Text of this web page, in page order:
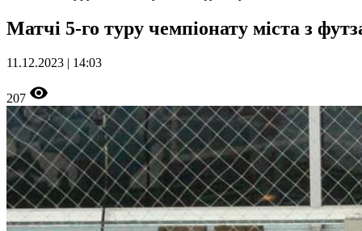
Матчі 5-го туру чемпіонату міста з
11.12.2023 | 14:03
207